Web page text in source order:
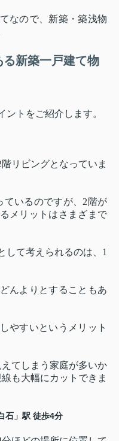
なので、新築・築浅物
新築一戸建て物
トをご紹介します。
リビングとなっていま
ているのですが、2階が
メリットはさまざまで
して考えられるのは、1
んよりとすることもあ
やすいというメリット
てしまう家庭が多いか
も大幅にカットできま
石」駅 徒歩4分